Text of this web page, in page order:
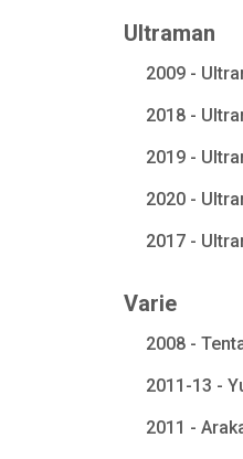
Ultraman
2009 -
2018 -
2019 -
2020 -
2017 -
Varie
2008 -
2011-13 -
2011 -